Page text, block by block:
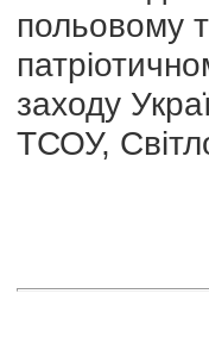
польовому
заходу
ТСОУ,